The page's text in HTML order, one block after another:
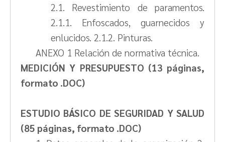
2.1. Revestimiento de paramentos.
2.1.1. Enfoscados, guarnecidos y
enlucidos. 2.1.2. Pinturas.
ANEXO 1 Relación de normativa técnica.
MEDICIÓN Y PRESUPUESTO (13 páginas,
formato .DOC)
ESTUDIO BÁSICO DE SEGURIDAD Y SALUD
(85 páginas, formato .DOC)